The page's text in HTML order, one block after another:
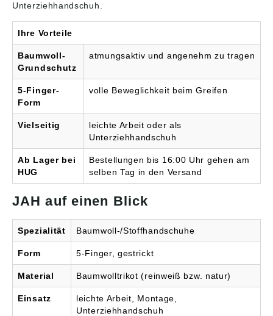
Unterziehhandschuh.
Ihre Vorteile
Baumwoll-
Grundschutz
atmungsaktiv und angenehm zu tragen
5-Finger-
Form
volle Beweglichkeit beim Greifen
Vielseitig
leichte Arbeit oder als
Unterziehhandschuh
Ab Lager bei
HUG
Bestellungen bis 16:00 Uhr gehen am
selben Tag in den Versand
JAH auf einen Blick
Spezialität Baumwoll-/Stoffhandschuhe
Form 5-Finger, gestrickt
Material Baumwolltrikot (reinweiß bzw. natur)
Einsatz
leichte Arbeit, Montage,
Unterziehhandschuh